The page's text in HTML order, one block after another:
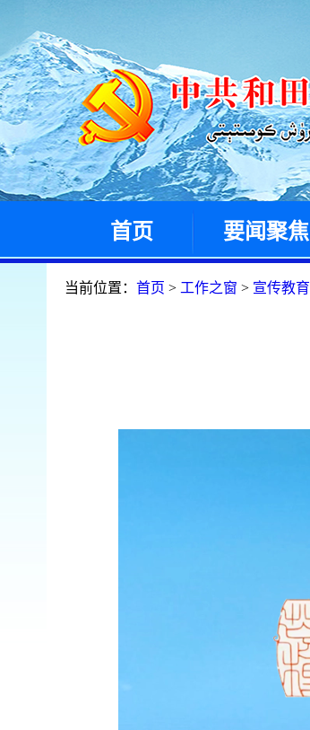
首页 要闻聚焦
当前位置： 首页 > 工作之窗 > 宣传教育